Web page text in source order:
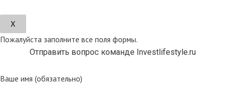
Х
Пожалуйста заполните все поля формы.
Отправить вопрос команде Investlifestyle.ru
Ваше имя (обязательно)